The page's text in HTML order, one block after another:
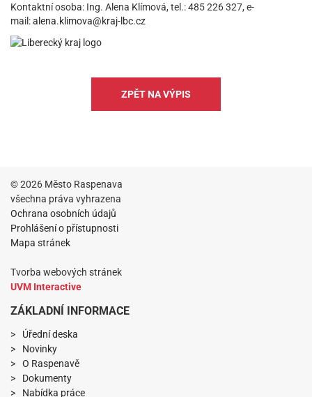
Kontaktní osoba: Ing. Alena Klímová, tel.: 485 226 327, e-
mail:alena.klimova@kraj-lbc.cz
ZPĚT NA VÝPIS
© 2026 Město Raspenava
všechna práva vyhrazena
Ochrana osobních údajů
Prohlášení o přístupnosti
Mapa stránek
Tvorba webových stránek
UVM Interactive
ZÁKLADNÍ INFORMACE
Úřední deska
Novinky
O Raspenavě
Dokumenty
Nabídka práce